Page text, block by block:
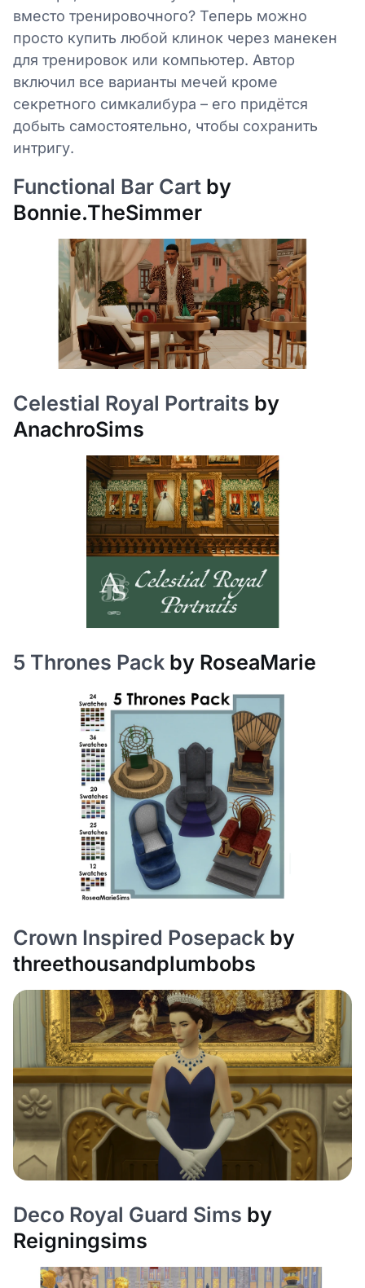
вместо тренировочного? Теперь можно
просто купить любой клинок через манекен
для тренировок или компьютер. Автор
включил все варианты мечей кроме
секретного симкалибура – его придётся
добыть самостоятельно, чтобы сохранить
интригу.
Functional Bar Cart by
Bonnie.TheSimmer
Celestial Royal Portraits by
AnachroSims
5 Thrones Pack by RoseaMarie
Crown Inspired Posepack by
threethousandplumbobs
Deco Royal Guard Sims by
Reigningsims